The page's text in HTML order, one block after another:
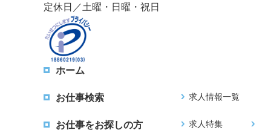
定休日／土曜・日曜・祝日
ホーム
お仕事検索 求人情報一覧
お仕事をお探しの方 求人特集